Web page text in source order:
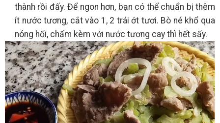
thành rồi đấy. Để ngon hơn, bạn có thể chuẩn bị thêm
ít nước tương, cắt vào 1, 2 trái ớt tươi. Bò né khổ qua
nóng hổi, chấm kèm với nước tương cay thì hết sẩy.